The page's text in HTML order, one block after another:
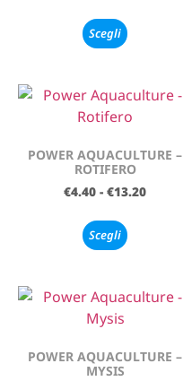
Scegli
POWER AQUACULTURE –
ROTIFERO
€4.40 - €13.20
Scegli
POWER AQUACULTURE –
MYSIS